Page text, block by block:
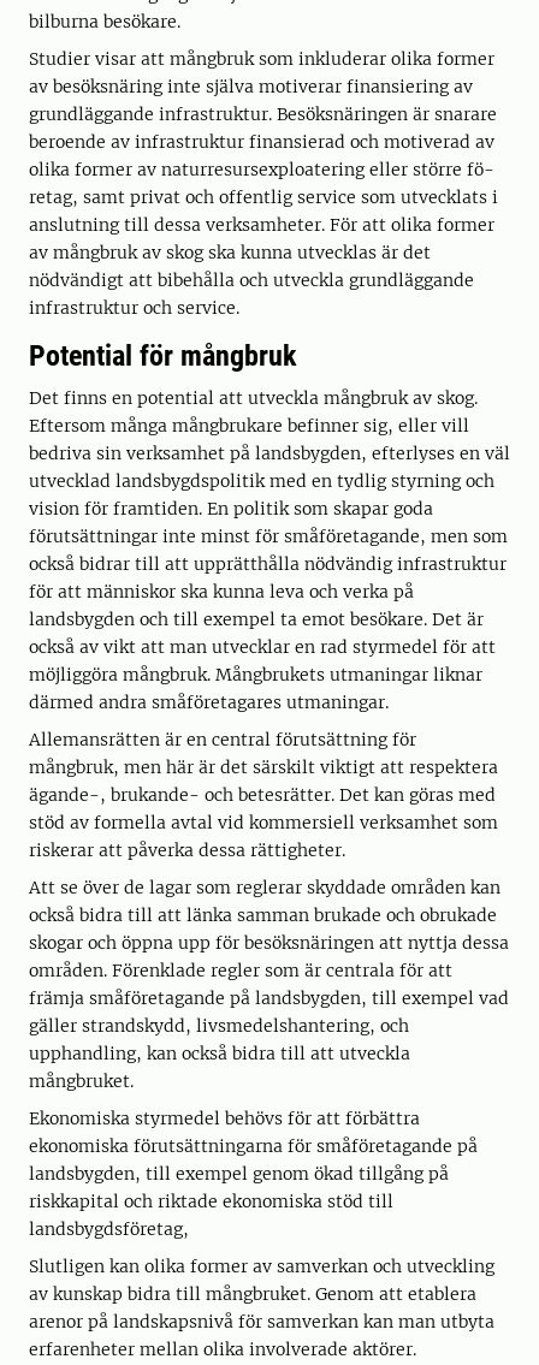
bilbur­na besökare.
Studier visar att mångbruk som inkluderar olika former
av besöksnäring inte själva motiverar finansiering av
grundläggande infrastruktur. Besöksnäringen är snarare
beroende av infrastruktur finansierad och motiverad av
olika former av naturresursexploatering eller större fö­
retag, samt privat och offentlig service som utvecklats i
anslutning till dessa verksamheter. För att olika former
av mångbruk av skog ska kunna utvecklas är det
nödvändigt att bibehålla och utveckla grundläggande
infrastruktur och service.
Potential för mångbruk
Det finns en potential att utveckla mångbruk av skog.
Ef­tersom många mångbrukare befinner sig, eller vill
bedriva sin verksamhet på landsbygden, efterlyses en väl
utvecklad landsbygdspolitik med en tydlig styrning och
vision för framtiden. En politik som skapar goda
förutsättningar inte minst för småföretagande, men som
också bidrar till att upprätthålla nödvändig infrastruktur
för att människor ska kunna leva och verka på
landsbygden och till exempel ta emot besökare. Det är
också av vikt att man utvecklar en rad styrmedel för att
möjliggöra mångbruk. Mångbrukets utmaningar liknar
därmed andra småföretagares utmaningar.
Allemansrätten är en central förutsättning för
mångbruk, men här är det särskilt viktigt att respektera
ägande-, bru­kande- och betesrätter. Det kan göras med
stöd av for­mella avtal vid kommersiell verksamhet som
riskerar att påverka dessa rättigheter.
Att se över de lagar som reglerar skyddade områden kan
också bidra till att länka samman brukade och obrukade
skogar och öppna upp för besöksnäringen att nyttja dessa
områden. Förenklade regler som är centrala för att
främja småföretagande på landsbygden, till exempel vad
gäller strandskydd, livsmedelshantering, och
upphandling, kan också bidra till att utveckla
mångbruket.
Ekonomiska styrmedel behövs för att förbättra
ekonomis­ka förutsättningarna för småföretagande på
landsbygden, till exempel genom ökad tillgång på
riskkapital och rikta­de ekonomiska stöd till
landsbygdsföretag,
Slutligen kan olika former av samverkan och utveckling
av kunskap bidra till mångbruket. Genom att etablera
arenor på landskapsnivå för samverkan kan man utbyta
erfarenheter mellan olika involverade aktörer.